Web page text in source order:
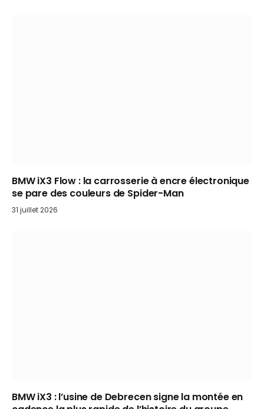
BMW iX3 Flow : la carrosserie à encre électronique
se pare des couleurs de Spider-Man
31 juillet 2026
BMW iX3 : l’usine de Debrecen signe la montée en